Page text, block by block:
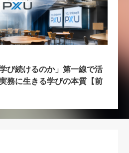
び続けるのか」第一線で活
務に生きる学びの本質【前